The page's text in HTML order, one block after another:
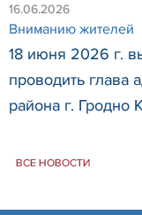
16.06.2026
Вниманию жителей
18 июня 2026 г.
проводить глава
района г.
ВСЕ НОВОСТИ